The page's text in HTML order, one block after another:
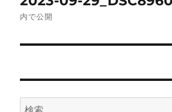
稿
ゲ
内で公開
検